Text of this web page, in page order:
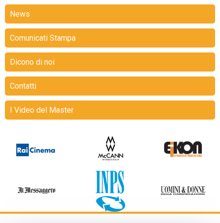
News
Comunicati Stampa
Dicono di noi
Contatti
I Video del Master